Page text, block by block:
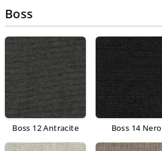
Boss
Boss 12 Antracite Boss 14 Nero